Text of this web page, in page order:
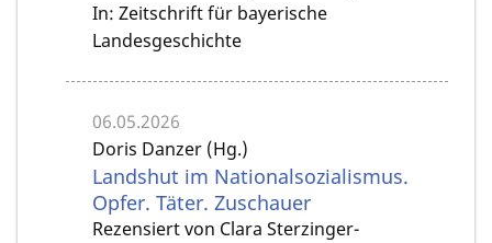
In: Zeitschrift für bayerische
Landesgeschichte
06.05.2026
Doris Danzer (Hg.)
Landshut im Nationalsozialismus.
Opfer. Täter. Zuschauer
Rezensiert von Clara Sterzinger-